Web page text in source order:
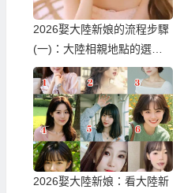
2026娶大陸新娘的流程步驟
(一)：大陸相親地點的選
擇！
2026娶大陸新娘：看大陸新